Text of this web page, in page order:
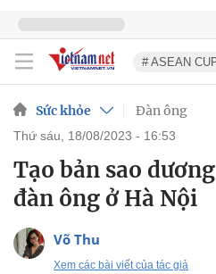
# ASEAN
Sức khỏe Đàn ông
thứ sáu, 18/08/2023 - 16:53
Tạo bản sao
đàn ông ở Hà Nội
Võ Thu
Xem các bài viết của tác giả